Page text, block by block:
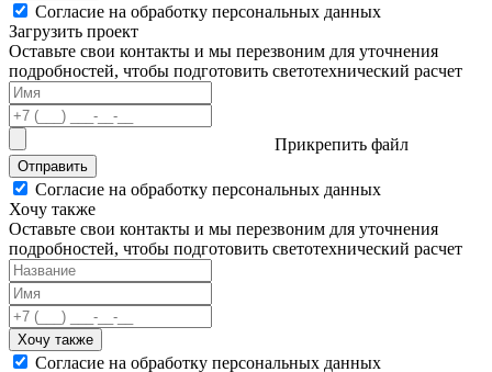
Согласие на обработку персональных данных
Загрузить проект
Оставьте свои контакты и мы перезвоним для уточнения
подробностей, чтобы подготовить светотехнический расчет
Прикрепить файл
Отправить
Согласие на обработку персональных данных
Хочу также
Оставьте свои контакты и мы перезвоним для уточнения
подробностей, чтобы подготовить светотехнический расчет
Хочу также
Согласие на обработку персональных данных